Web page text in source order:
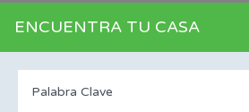
ENCUENTRA TU CASA